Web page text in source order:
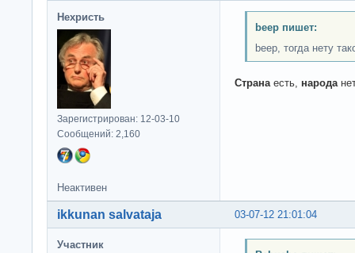
Нехристь
Зарегистрирован: 12-03-10
Сообщений: 2,160
beep пишет:
beep, тогда нету
Страна есть, народа
Неактивен
03-07-12 21:01:04
ikkunan salvataja
Участник